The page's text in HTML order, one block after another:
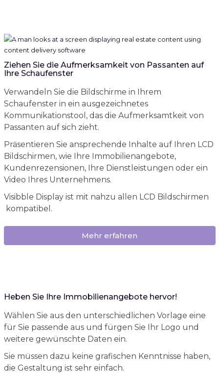
Ziehen Sie die Aufmerksamkeit von Passanten auf
Ihre Schaufenster
Verwandeln Sie die Bildschirme in Ihrem
Schaufenster in ein ausgezeichnetes
Kommunikationstool, das die Aufmerksamtkeit von
Passanten auf sich zieht.
Präsentieren Sie ansprechende Inhalte auf Ihren LCD
Bildschirmen, wie Ihre Immobilienangebote,
Kundenrezensionen, Ihre Dienstleistungen oder ein
Video Ihres Unternehmens.
Visibble Display ist mit nahzu allen LCD Bildschirmen
kompatibel.
Mehr erfahren
Heben Sie Ihre Immobilienangebote hervor!
Wählen Sie aus den unterschiedlichen Vorlage eine
für Sie passende aus und fürgen Sie Ihr Logo und
weitere gewünschte Daten ein.
Sie müssen dazu keine grafischen Kenntnisse haben,
die Gestaltung ist sehr einfach.